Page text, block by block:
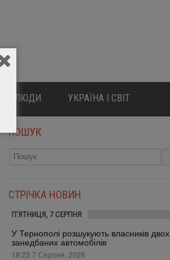
ЛЮДИ УКРАЇНА І СВІТ
ПОШУК
СТРІЧКА НОВИН
П’ЯТНИЦЯ, 7 СЕРПНЯ
У Тернополі розшукують власників двох
занедбаних автомобілів
18:25 7 Серпня, 2026